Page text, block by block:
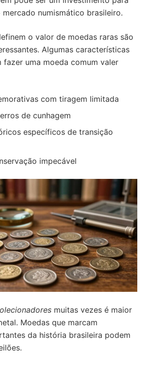
numismático brasileiro.
o valor de moedas raras são
Algumas características
fazer uma moeda comum valer
com tiragem limitada
de cunhagem
específicos de transição
impecável
muitas vezes é maior
Moedas que marcam
da história brasileira podem